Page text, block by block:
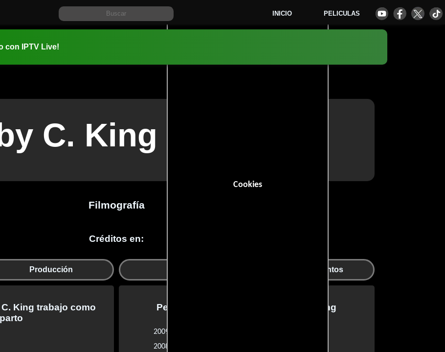
INICIO PELICULAS
Cookies
con IPTV Live!
C. King
Filmografía
Créditos en:
Producción Agradecimientos
King trabajo como
Películas producidas por Bobby C. King
2009 |
2008 |